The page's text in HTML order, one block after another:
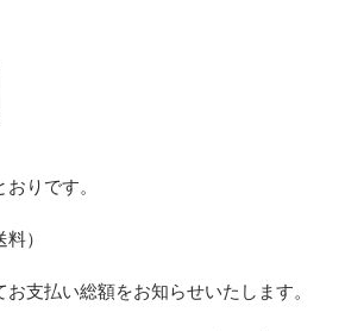
ーポリシーを確認しました。
りです。
）
支払い総額をお知らせいたします。